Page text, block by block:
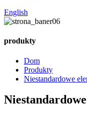
English
produkty
Dom
Produkty
Niestandardowe